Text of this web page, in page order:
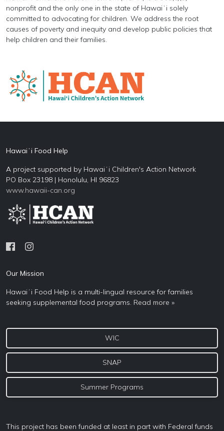
nonprofit and the only one in the state of Hawaiʻi solely
committed to advocating for children. We address the root
causes of poverty and inequity and develop public policies that
help children and their families.
Hawaiʻi Food Help
A project supported by Hawaiʻi Children's Action Network
PO Box 23198 | Honolulu, HI 96823
www.hawaii-can.org
Our Mission
Hawaiʻi Food Help is a multi-lingual resource for families
seeking supplemental food programs. Read more »
WIC
SNAP
Summer Programs
This project has been funded at least in part with Federal funds